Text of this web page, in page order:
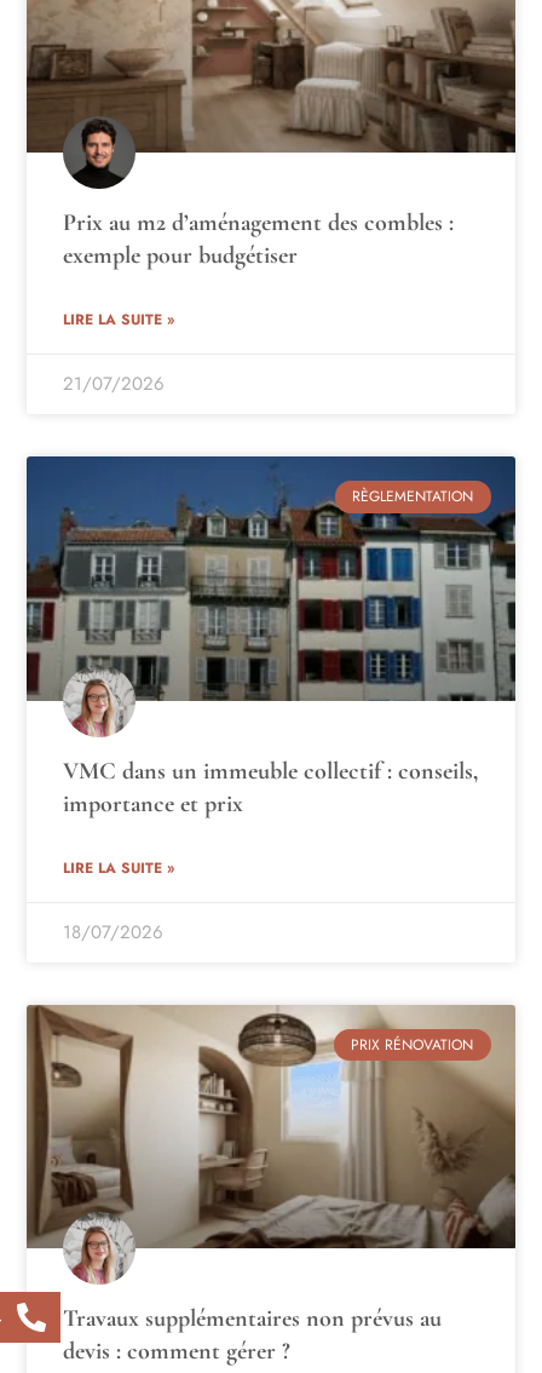
Prix au m2 d’aménagement des combles :
exemple pour budgétiser
LIRE LA SUITE »
21/07/2026
RÈGLEMENTATION
VMC dans un immeuble collectif : conseils,
importance et prix
LIRE LA SUITE »
18/07/2026
PRIX RÉNOVATION
Travaux supplémentaires non prévus au
devis : comment gérer ?